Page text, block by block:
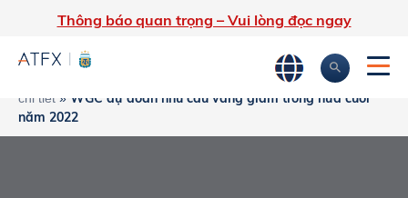
Thông báo quan trọng – Vui lòng đọc ngay
Tin tức thị trường & Thông tin
chi tiết » WGC dự đoán nhu cầu vàng giảm trong nửa cuối
năm 2022